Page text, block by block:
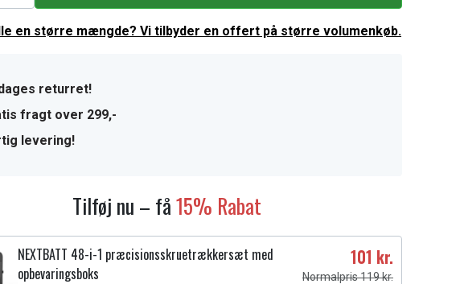
en større mængde? Vi tilbyder en offert på større volumenkøb.
returret!
fragt over 299,-
levering!
Tilføj nu – få15% Rabat
NEXTBATT 48-i-1 præcisionsskruetrækkersæt med
opbevaringsboks
101 kr.
Normalpris 119 kr.